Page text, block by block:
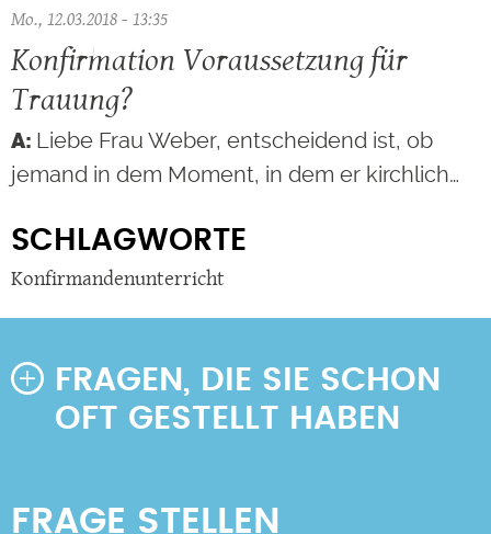
Mo., 12.03.2018 - 13:35
Konfirmation Voraussetzung für
Trauung?
Liebe Frau Weber, entscheidend ist, ob
jemand in dem Moment, in dem er kirchlich…
SCHLAGWORTE
Konfirmandenunterricht
FRAGEN, DIE SIE SCHON
OFT GESTELLT HABEN